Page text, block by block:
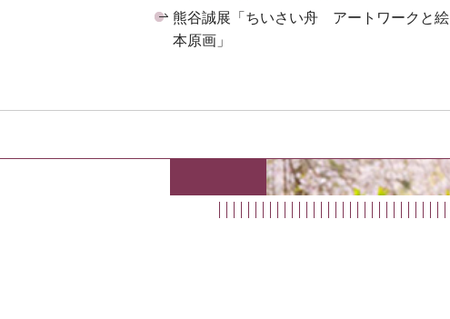
熊谷誠展「ちいさい舟 アートワークと絵
本原画」